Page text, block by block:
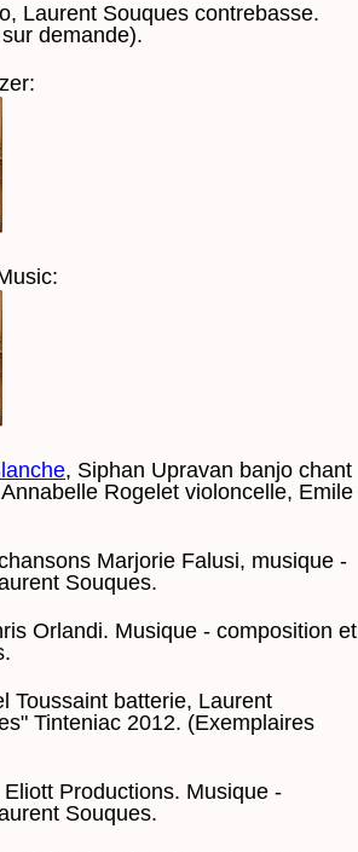
Laurent Souques contrebasse.
demande).
, Siphan Upravan banjo chant
Rogelet violoncelle, Emile
Marjorie Falusi, musique -
Souques.
Orlandi. Musique - composition et
Toussaint batterie, Laurent
Tinteniac 2012. (Exemplaires
Productions. Musique -
Souques.